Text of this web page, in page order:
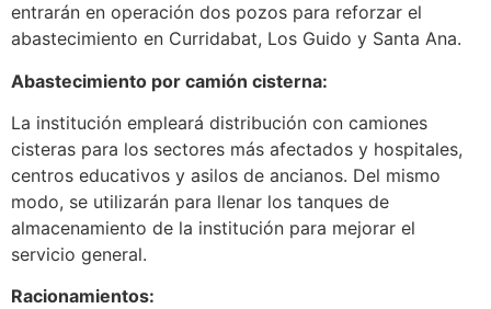
entrarán en operación dos pozos para reforzar el
abastecimiento en Curridabat, Los Guido y Santa Ana.
Abastecimiento por camión cisterna:
La institución empleará distribución con camiones
cisteras para los sectores más afectados y hospitales,
centros educativos y asilos de ancianos. Del mismo
modo, se utilizarán para llenar los tanques de
almacenamiento de la institución para mejorar el
servicio general.
Racionamientos: